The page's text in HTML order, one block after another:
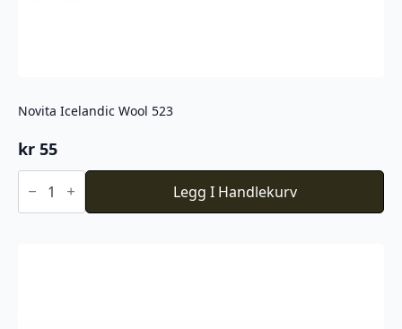
Novita Icelandic Wool 523
kr 55
Novita
Icelandic
523
Legg I Handlekurv